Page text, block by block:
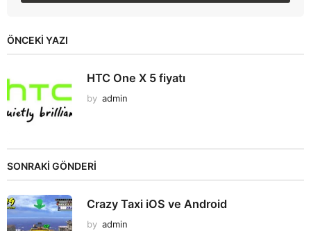
ÖNCEKI YAZI
HTC One X 5 fiyatı
by admin
SONRAKİ GÖNDERİ
Crazy Taxi iOS ve Android
by admin